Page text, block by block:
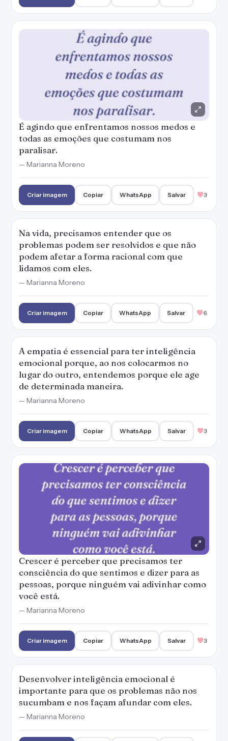
É agindo que enfrentamos nossos medos e
todas as emoções que costumam nos
paralisar.
— Marianna Moreno
Criar imagem Copiar WhatsApp Salvar 3
Na vida, precisamos entender que os
problemas podem ser resolvidos e que não
podem afetar a forma racional com que
lidamos com eles.
— Marianna Moreno
Criar imagem Copiar WhatsApp Salvar 6
A empatia é essencial para ter inteligência
emocional porque, ao nos colocarmos no
lugar do outro, entendemos porque ele age
de determinada maneira.
— Marianna Moreno
Criar imagem Copiar WhatsApp Salvar 3
Crescer é perceber que precisamos ter
consciência do que sentimos e dizer para as
pessoas, porque ninguém vai adivinhar como
você está.
— Marianna Moreno
Criar imagem Copiar WhatsApp Salvar 3
Desenvolver inteligência emocional é
importante para que os problemas não nos
sucumbam e nos façam afundar com eles.
— Marianna Moreno